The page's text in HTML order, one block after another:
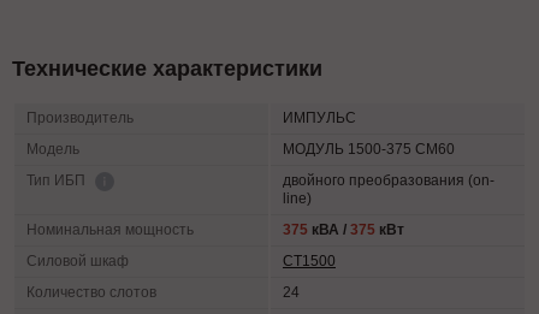
Технические характеристики
Производитель
ИМПУЛЬС
Модель
МОДУЛЬ 1500-375 СМ60
Тип ИБП
двойного преобразования (on-
line)
Номинальная мощность
375 кВА / 375 кВт
Силовой шкаф
СТ1500
Количество слотов
24